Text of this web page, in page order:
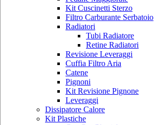
Kit Cuscinetti Sterzo
Filtro Carburante Serbatoio
Radiatori
Tubi Radiatore
Retine Radiatori
Revisione Leveraggi
Cuffia Filtro Aria
Catene
Pignoni
Kit Revisione Pignone
Leveraggi
Dissipatore Calore
Kit Plastiche